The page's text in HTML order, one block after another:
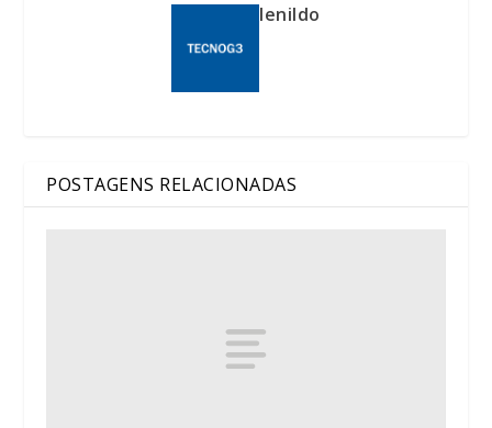
lenildo
POSTAGENS RELACIONADAS